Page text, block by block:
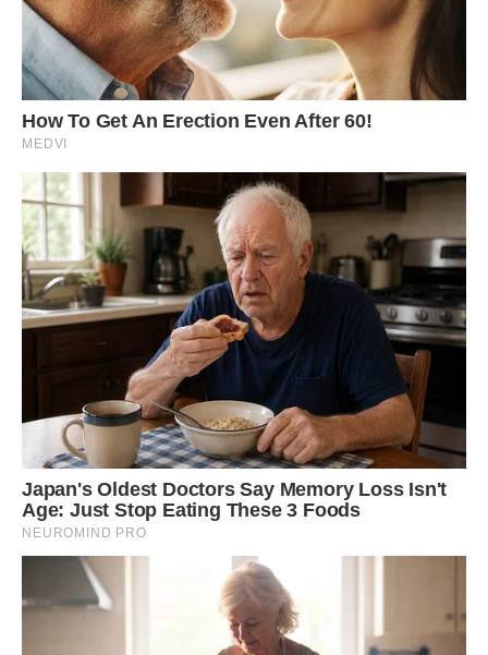
Мирослав і раніше рідна мені людина, та й я… Що там
приховувати, теж все ще люблю його.
Через кілька днів він приїхав. Колишній чоловік дуже
більш зрілим. Ми без слів обнялися і заплакали. – Ось
побачиш, тепер у нас все буде по-іншому, – тихо сказав
він. А я повірила… Тепер, через десять років, у нас дійсно
все інакше. Звичайно, гіркота в серці залишилася (і
залишиться назавжди). Але дивлячись, як ростуть наші
син і дочка – сміються, плачуть – ми відчуваємо… що
прощені. Тепер наш сенс життя – в дітях, в сім’ї.
Передрук без посилання на ibilingua.com – заборонений!
Фото ілюстративне – kuryer
Сподобалась стаття? Поділіться з друзями на Facebook